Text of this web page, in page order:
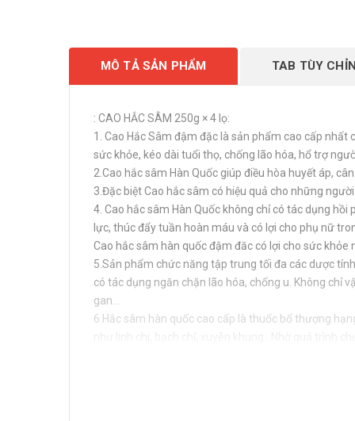
MÔ TẢ SẢN PHẨM TAB TÙY
: CAO HẮC SÂM 250g × 4 lọ:
1. Cao Hắc Sâm đậm đặc là sản phẩm cao cấp
sức khỏe, kéo dài tuổi thọ, chống lão hóa, hổ trợ
2.Cao hắc sâm Hàn Quốc giúp điều hòa huyết áp,
3.Đặc biệt Cao hắc sâm có hiệu quả cho những
4. Cao hắc sâm Hàn Quốc không chỉ có tác dụng
lực, thúc đẩy tuần hoàn máu và có lợi cho phụ nữ
Cao hắc sâm hàn quốc đậm đăc có lợi cho sức khỏe
5.Sản phẩm chức năng tập trung tối đa các dược
có tác dụng ngăn chặn lão hóa, chống u. Không chỉ
gan…
6.Hắc sâm hàn quốc cao cấp là thuốc bổ thượng